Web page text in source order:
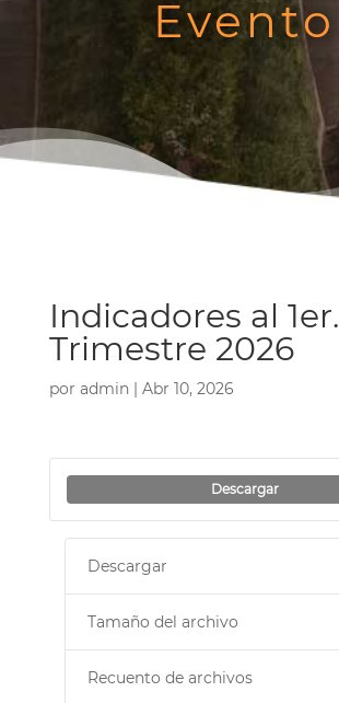
Evento
Indicadores al 1er.
Trimestre 2026
por admin| Abr 10, 2026
Descargar
Descargar
Tamaño del archivo
Recuento de archivos